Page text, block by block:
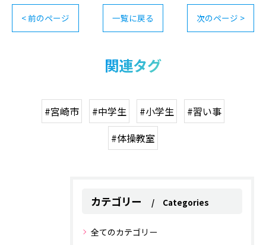
< 前のページ 一覧に戻る 次のページ >
関連タグ
#宮崎市 #中学生 #小学生
#習い事
#体操教室
カテゴリー Categories
全てのカテゴリー